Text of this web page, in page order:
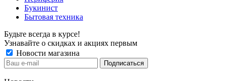
Букинист
Бытовая техника
Будьте всегда в курсе!
Узнавайте о скидках и акциях первым
Новости магазина